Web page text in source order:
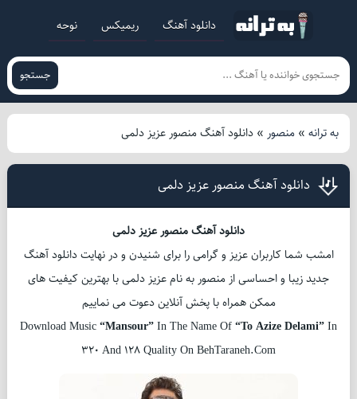
دانلود آهنگ ریمیکس نوحه
جستجو
به ترانه» منصور» دانلود آهنگ منصور عزیز دلمی
دانلود آهنگ منصور عزیز دلمی
دانلود آهنگ منصور عزیز دلمی
امشب شما کاربران عزیز و گرامی را برای شنیدن و در نهایت دانلود آهنگ
جدید زیبا و احساسی از منصور به نام عزیز دلمی با بهترین کیفیت های
ممکن همراه با پخش آنلاین دعوت می نماییم
Download Music“Mansour”In The Name Of“To Azize Delami”In
320 And 128 Quality On BehTaraneh.Com